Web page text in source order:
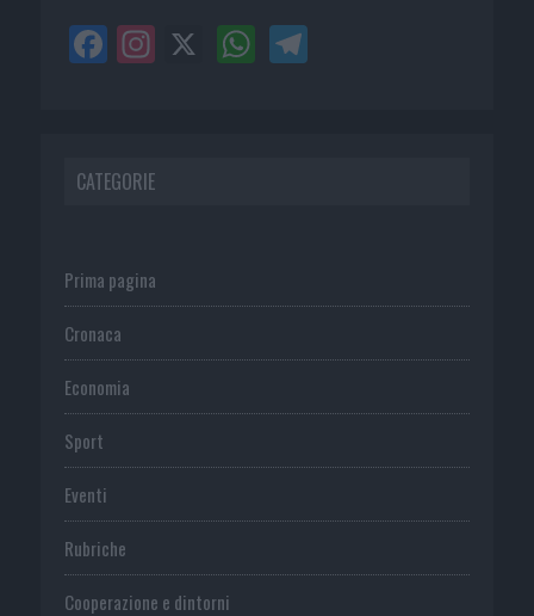
CATEGORIE
Prima pagina
Cronaca
Economia
Sport
Eventi
Rubriche
Cooperazione e dintorni